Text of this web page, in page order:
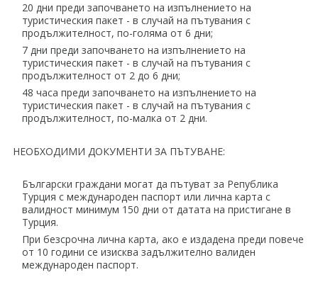
20 дни преди започването на изпълнението на
туристическия пакет - в случай на пътувания с
продължителност, по-голяма от 6 дни;
7 дни преди започването на изпълнението на
туристическия пакет - в случай на пътувания с
продължителност от 2 до 6 дни;
48 часа преди започването на изпълнението на
туристическия пакет - в случай на пътувания с
продължителност, по-малка от 2 дни.
НЕОБХОДИМИ ДОКУМЕНТИ ЗА ПЪТУВАНЕ:
Български граждани могат да пътуват за Република
Турция с международен паспорт или лична карта с
валидност минимум 150 дни от датата на пристигане в
Турция.
При безсрочна лична карта, ако е издадена преди повече
от 10 години се изисква задължително валиден
международен паспорт.